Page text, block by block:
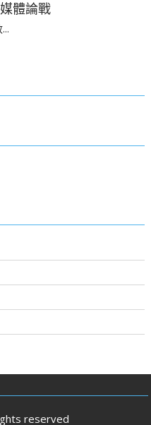
體論戰
reserved